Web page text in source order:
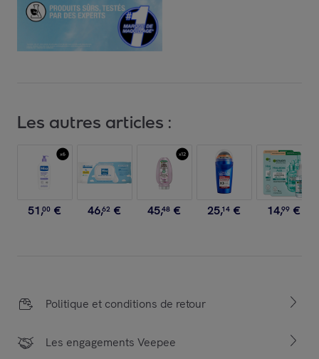
Les autres articles :
51,00 € 46,62 € 45,48 € 25,14 € 14,99 €
Politique et conditions de retour
Les engagements Veepee